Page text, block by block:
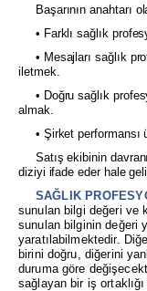
Başarının anahtarı
• Farklı sağlık
• Mesajları sağlık
iletmek.
• Doğru sağlık
almak.
• Şirket performansı
Satış ekibinin
diziyi ifade eder hale
SAĞLIK
sunulan bilgi değeri ve
sunulan bilginin değeri
yaratılabilmektedir.
birini doğru, diğerini
duruma göre
sağlayan bir iş